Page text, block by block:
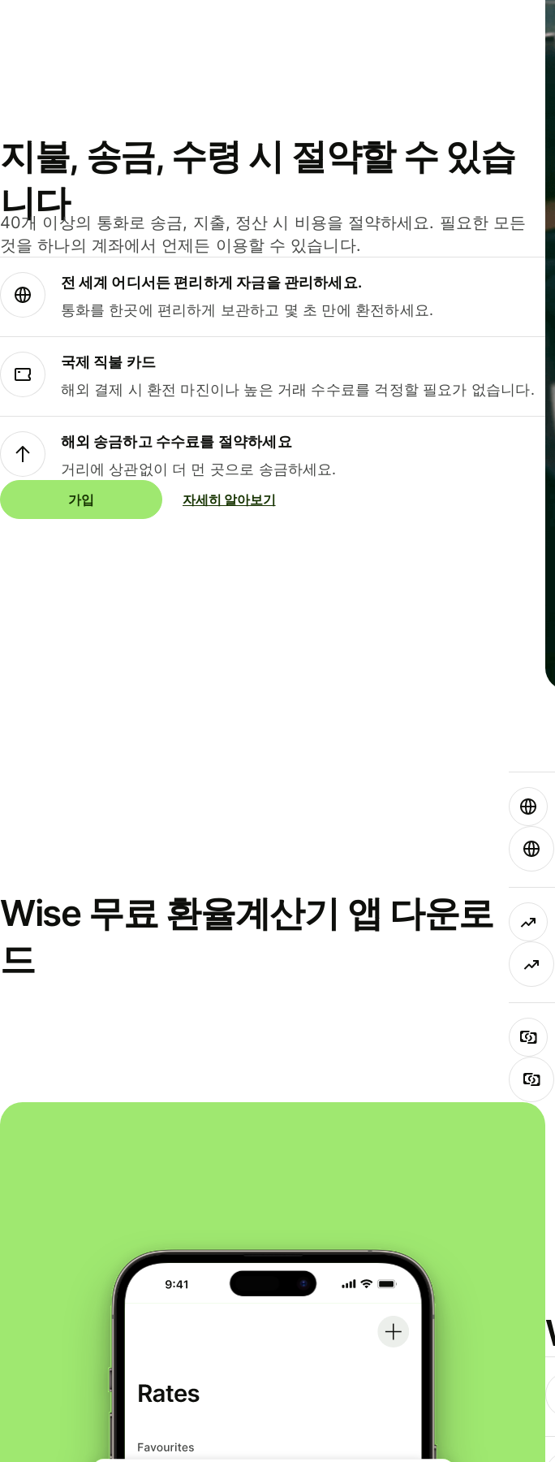
지불, 송금, 수령 시 절약할 수 있습
니다
40개 이상의 통화로 송금, 지출, 정산 시 비용을 절약하세요. 필요한 모든
것을 하나의 계좌에서 언제든 이용할 수 있습니다.
전 세계 어디서든 편리하게 자금을 관리하세요.
통화를 한곳에 편리하게 보관하고 몇 초 만에 환전하세요.
국제 직불 카드
해외 결제 시 환전 마진이나 높은 거래 수수료를 걱정할 필요가 없습니다.
해외 송금하고 수수료를 절약하세요
거리에 상관없이 더 먼 곳으로 송금하세요.
가입 자세히 알아보기
Wise 무료 환율계산기 앱 다운로
드